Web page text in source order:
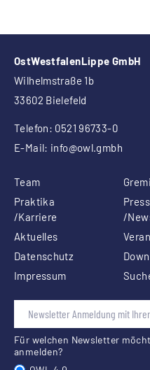
OstWestfalenLippe GmbH
Wilhelmstraße 1b
33602 Bielefeld
Telefon: 0521 96733-0
E-Mail: info@owl.gmbh
Team
Praktika
/Karriere
/
Aktuelles
Datenschutz
Impressum
Für welchen Newsletter
anmelden?